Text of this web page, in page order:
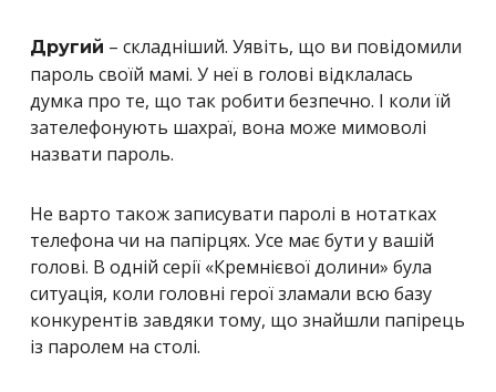
Другий – складніший. Уявіть, що ви повідомили
пароль своїй мамі. У неї в голові відклалась
думка про те, що так робити безпечно. І коли їй
зателефонують шахраї, вона може мимоволі
назвати пароль.
Не варто також записувати паролі в нотатках
телефона чи на папірцях. Усе має бути у вашій
голові. В одній серії «Кремнієвої долини» була
ситуація, коли головні герої зламали всю базу
конкурентів завдяки тому, що знайшли папірець
із паролем на столі.